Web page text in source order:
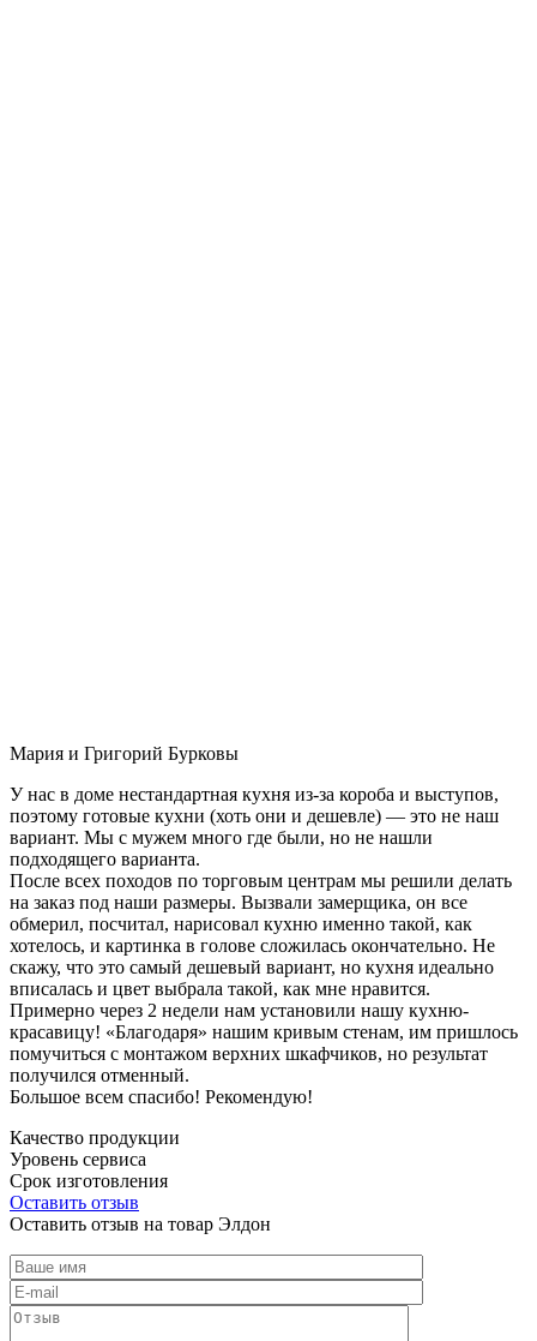
Мария и Григорий Бурковы
У нас в доме нестандартная кухня из-за короба и выступов,
поэтому готовые кухни (хоть они и дешевле) — это не наш
вариант. Мы с мужем много где были, но не нашли
подходящего варианта.
После всех походов по торговым центрам мы решили делать
на заказ под наши размеры. Вызвали замерщика, он все
обмерил, посчитал, нарисовал кухню именно такой, как
хотелось, и картинка в голове сложилась окончательно. Не
скажу, что это самый дешевый вариант, но кухня идеально
вписалась и цвет выбрала такой, как мне нравится.
Примерно через 2 недели нам установили нашу кухню-
красавицу! «Благодаря» нашим кривым стенам, им пришлось
помучиться с монтажом верхних шкафчиков, но результат
получился отменный.
Большое всем спасибо! Рекомендую!
Качество продукции
Уровень сервиса
Срок изготовления
Оставить отзыв
Оставить отзыв на товар Элдон